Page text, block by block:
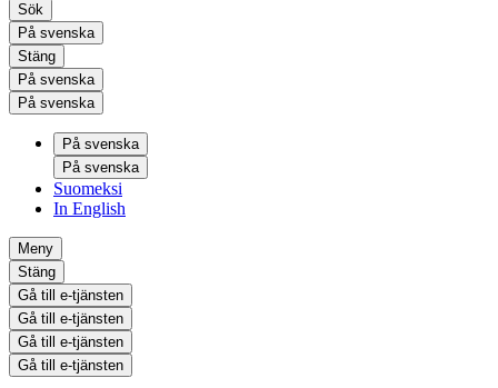
Sök
På svenska
Stäng
På svenska
På svenska
På svenska
På svenska
Suomeksi
In English
Meny
Stäng
Gå till e-tjänsten
Gå till e-tjänsten
Gå till e-tjänsten
Gå till e-tjänsten